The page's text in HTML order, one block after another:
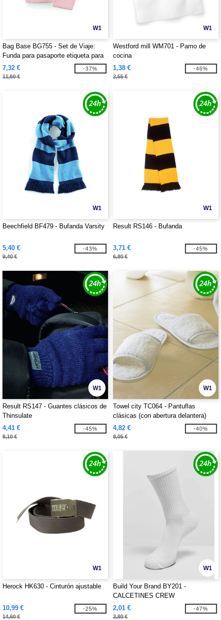
W1
Bag Base BG755 - Set de Viaje:
Funda para pasaporte etiqueta para
equiàje
7,32 €
11,60 €
-37%
W1
Westford mill WM701 - Pamo de
cocina
1,38 €
2,55 €
-46%
W1
Beechfield BF479 - Bufanda Varsity
5,40 €
9,40 €
-43%
W1
Result RS146 - Bufanda
3,71 €
6,80 €
-45%
W1
Result RS147 - Guantes clásicos de
Thinsulate
4,41 €
8,10 €
-45%
W1
Towel city TC064 - Pantuflas
clásicas (con abertura delantera)
4,82 €
8,05 €
-40%
W1
Herock HK630 - Cinturón ajustable
10,99 €
14,60 €
-25%
W1
Build Your Brand BY201 -
CALCETINES CREW
2,01 €
3,80 €
-47%